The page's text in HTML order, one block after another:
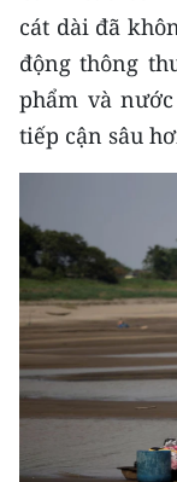
Media Văn hóa
Media Xã hội
Media Pháp
Media Thế giới
Media Thể
Media Giáo
Media Y tế
Media Khoa
cát dài đã
động thông
phẩm và
tiếp cận sâu